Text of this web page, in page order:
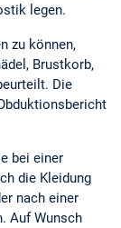
legen.
zu können,
Brustkorb,
Die
bei einer
die Kleidung
nach einer
Auf Wunsch